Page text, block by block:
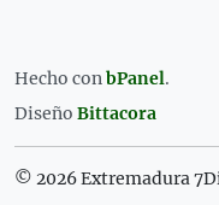
Hecho conbPanel.
Diseño Bittacora
© 2026 Extremadura